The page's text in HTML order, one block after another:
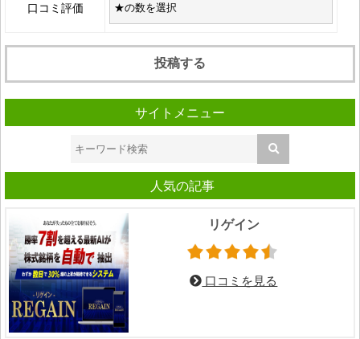
口コミ評価
サイトメニュー
人気の記事
リゲイン
口コミを見る